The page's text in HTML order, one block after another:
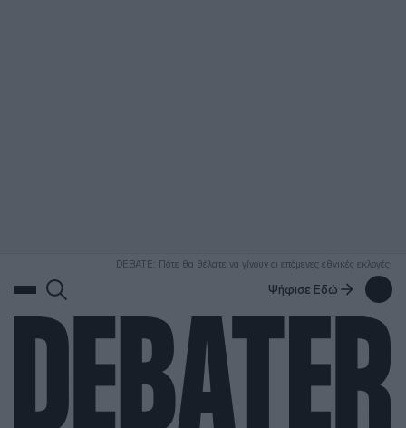
DEBATE: Πότε θα θέλατε να γίνουν οι επόμενες εθνικές εκλογές;
Ψήφισε Εδώ